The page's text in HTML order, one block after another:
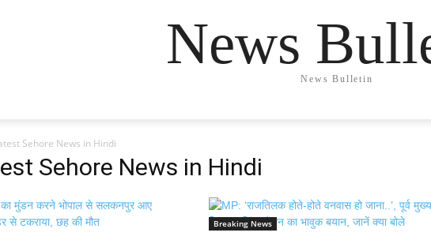
News
News Bulletin
Sehore News in Hindi
Sehore News in Hindi
Breaking News